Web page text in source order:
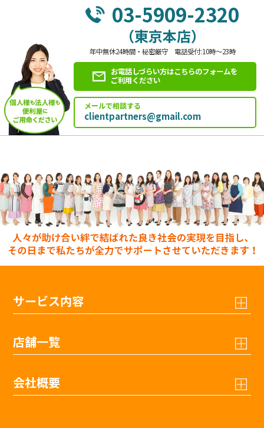
03-5909-2320
（東京本店）
年中無休24時間・秘密厳守 電話受付:10時～23時
お電話しづらい方はこちらのフォームを
ご利用ください
メールで相談する
clientpartners@gmail.com
サービス内容
店舗一覧
会社概要